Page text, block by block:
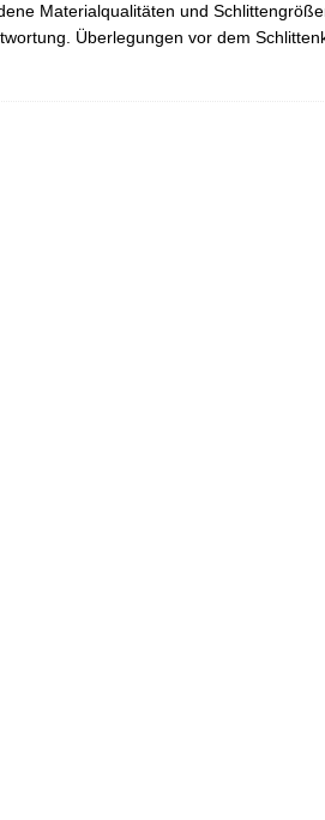
Materialqualitäten und
Überlegungen vor dem